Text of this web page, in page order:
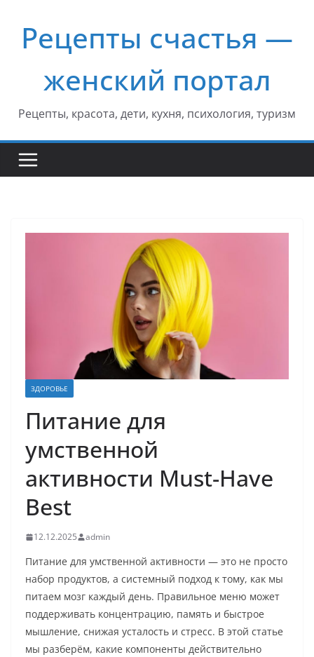
содержимому
Рецепты счастья —
женский портал
Рецепты, красота, дети, кухня, психология, туризм
ЗДОРОВЬЕ
Питание для
умственной
активности Must-Have
Best
12.12.2025 admin
Питание для умственной активности — это не просто
набор продуктов, а системный подход к тому, как мы
питаем мозг каждый день. Правильное меню может
поддерживать концентрацию, память и быстрое
мышление, снижая усталость и стресс. В этой статье
мы разберём, какие компоненты действительно